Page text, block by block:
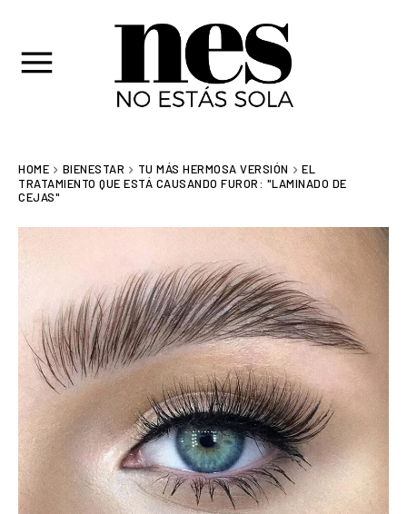
HOME BIENESTAR TU MÁS HERMOSA VERSIÓN
EL
TRATAMIENTO QUE ESTÁ CAUSANDO FUROR: "LAMINADO DE
CEJAS"